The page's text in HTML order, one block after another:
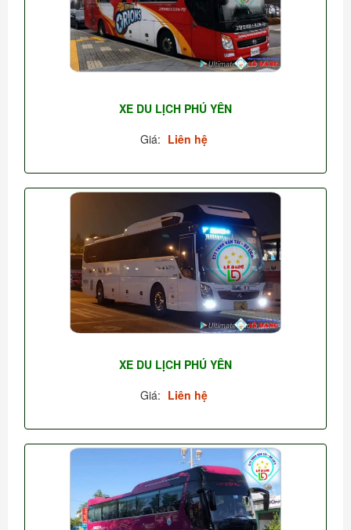
XE DU LỊCH PHÚ YÊN
Giá: Liên hệ
XE DU LỊCH PHÚ YÊN
Giá: Liên hệ